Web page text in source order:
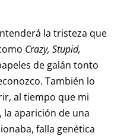
la tristeza que
Crazy, Stupid,
de galán tonto
También lo
al tiempo que mi
la aparición de una
falla genética